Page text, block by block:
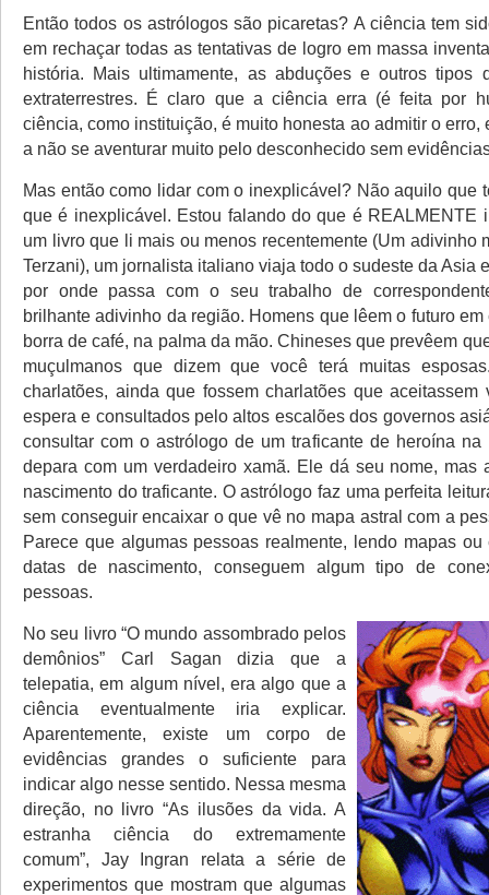
Então todos os astrólogos são picaretas? A ciência tem
em rechaçar todas as tentativas de logro em massa
história. Mais ultimamente, as abduções e outros tipos
extraterrestres. É claro que a ciência erra (é feita por
ciência, como instituição, é muito honesta ao admitir o erro,
a não se aventurar muito pelo desconhecido sem
Mas então como lidar com o inexplicável? Não aquilo que
que é inexplicável. Estou falando do que é REALMENTE
um livro que li mais ou menos recentemente (Um adivinho
Terzani), um jornalista italiano viaja todo o sudeste da Asia
por onde passa com o seu trabalho de
brilhante adivinho da região. Homens que lêem o futuro
borra de café, na palma da mão. Chineses que prevêem
muçulmanos que dizem que você terá muitas
charlatões, ainda que fossem charlatões que aceitassem
espera e consultados pelo altos escalões dos governos
consultar com o astrólogo de um traficante de heroína na
depara com um verdadeiro xamã. Ele dá seu nome, mas
nascimento do traficante. O astrólogo faz uma perfeita
sem conseguir encaixar o que vê no mapa astral com a
Parece que algumas pessoas realmente, lendo mapas
datas de nascimento, conseguem algum tipo de
pessoas.
No seu livro “O mundo assombrado pelos
demônios” Carl Sagan dizia que a
telepatia, em algum nível, era algo que a
ciência eventualmente iria explicar.
Aparentemente, existe um corpo de
evidências grandes o suficiente para
indicar algo nesse sentido. Nessa mesma
direção, no livro “As ilusões da vida. A
estranha ciência do extremamente
comum”, Jay Ingran relata a série de
experimentos que mostram que algumas